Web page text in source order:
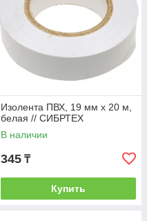
Изолента ПВХ, 19 мм х 20 м,
белая // СИБРТЕХ
В наличии
345 ₸
Купить